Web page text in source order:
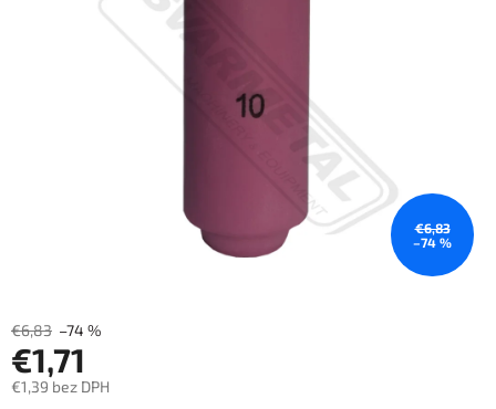
€6,83
–74 %
€6,83 –74 %
€1,71
€1,39 bez DPH